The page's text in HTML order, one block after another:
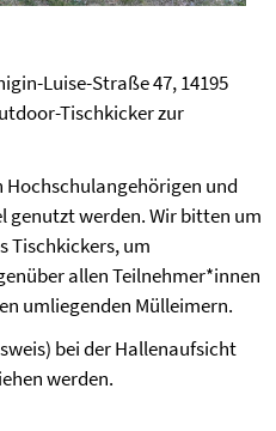
Luise-Straße 47, 14195
Tischkicker zur
Hochschulangehörigen und
genutzt werden. Wir bitten um
Tischkickers, um
allen Teilnehmer*innen
umliegenden Mülleimern.
bei der Hallenaufsicht
werden.